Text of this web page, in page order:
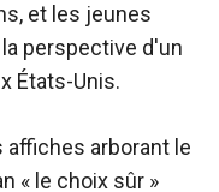
et les jeunes
perspective d'un
États-Unis.
arborant le
« le choix sûr »